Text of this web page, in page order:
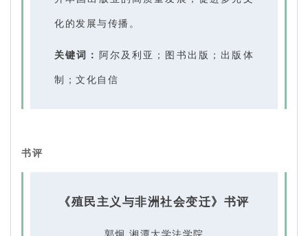
化的发展与传播。
关键词： 阿尔及利亚；图书出版；出版体
制；文化自信
书评
《殖民主义与非洲社会变迁》书评